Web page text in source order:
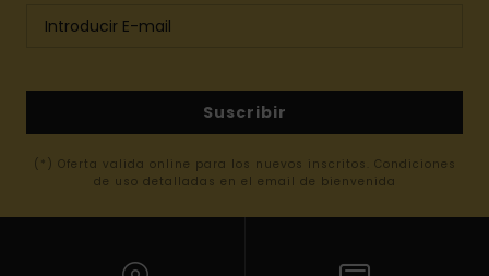
Suscribir
(*) Oferta valida online para los nuevos inscritos. Condiciones
de uso detalladas en el email de bienvenida